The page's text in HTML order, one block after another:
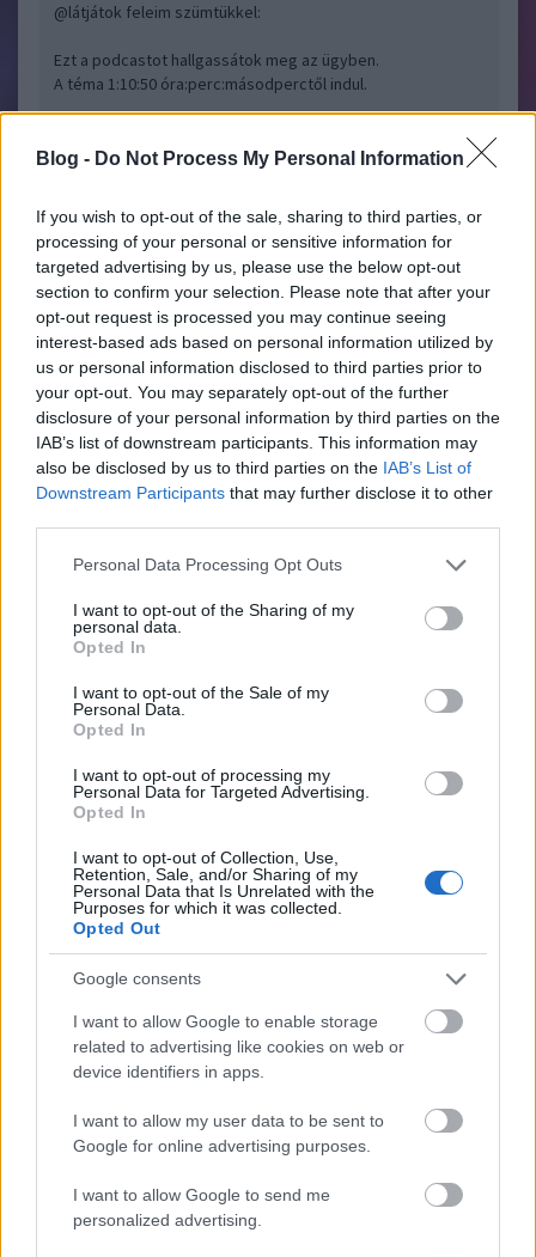
Blog - Do Not Process My Personal Information
If you wish to opt-out of the sale, sharing to third parties, or
processing of your personal or sensitive information for
targeted advertising by us, please use the below opt-out
section to confirm your selection. Please note that after your
opt-out request is processed you may continue seeing
interest-based ads based on personal information utilized by
us or personal information disclosed to third parties prior to
your opt-out. You may separately opt-out of the further
disclosure of your personal information by third parties on the
IAB’s list of downstream participants. This information may
also be disclosed by us to third parties on the IAB’s List of
Downstream Participants that may further disclose it to other
Please note that this website/app uses one or more Google
not limited to your visit or usage behaviour. You may click to
grant or deny consent to Google and its third-party tags to
use your data for below specified purposes in below Google
consent section.
Personal Data Processing Opt Outs
I want to opt-out of the Sharing of my
personal data.
Opted In
I want to opt-out of the Sale of my
Personal Data.
Opted In
I want to opt-out of processing my
Personal Data for Targeted Advertising.
Opted In
I want to opt-out of Collection, Use,
Retention, Sale, and/or Sharing of my
Personal Data that Is Unrelated with the
Purposes for which it was collected.
Opted Out
Google consents
I want to allow Google to enable storage
related to advertising like cookies on web or
device identifiers in apps.
I want to allow my user data to be sent to
Google for online advertising purposes.
I want to allow Google to send me
personalized advertising.
@látjátok feleim szümtükkel:
Ezt a podcastot hallgassátok meg az ügyben.
A téma 1:10:50 óra:perc:másodperctől indul.
444.hu/2024/12/28/borizu-akusztik-feat-hugo-johnson-a-
Egyébként az egészet is érdemes. Csak a jelzett
időponttól az idevágó vélemény. :)
De más adásaikban is előkerül a téma, hasonló keresetlen
szavak kíséretében. :)
kocsmagomba 2025.03.23 11:14:40
@látjátok feleim szümtükkel:
A politikusoknak eleve 2 tojásuk van, a nők (másodsorban
teremtettek) elenyésző számban befolyásolják ezt a
statisztikát.
Blogkocsma Madáretető télire 2025.03.03 07:00:00
madáretetõm, amit valahol vettem (Tán a Madártani Intézettõl -
nem emlékszem). Ezt nagyon szerettem az egyszerû kialakítása
miatt. Ez a tengelic járt rá napraforgómagot enni egész télen át.
Idén is ki akartam akasztani, de nem találtam…..
kocsmagomba 2025.03.08 16:12:52
@Andrass9:
Szerinted hányan tudják, mi az a szénkefe és a
Permetezés: volt olyan öreg barackfám, hogy egymaga 8
litert ivott lemosóból. Ezt úgy kell érteni, hogy le kell mosni,
lé, felülről lefelé.
A szórófejet is úgy beállítani, hogy csorgassa.
A macskából mit főzöl? :)